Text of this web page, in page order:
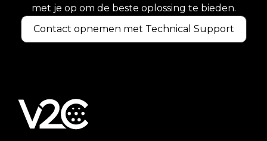
met je op om de beste oplossing te bieden.
Contact opnemen met Technical Support